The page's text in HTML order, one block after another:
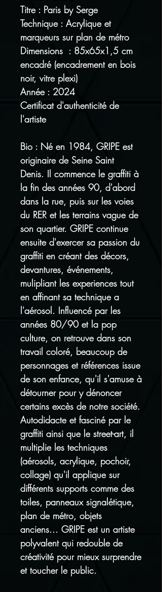
Titre : Paris by Serge
Technique : Acrylique et
marqueurs sur plan de métro
Dimensions : 85x65x1,5 cm
encadré (encadrement en bois
noir, vitre plexi)
Année : 2024
Certificat d'authenticité de
l'artiste
Bio : Né en 1984, GRIPE est
originaire de Seine Saint
Denis. Il commence le graffiti à
la fin des années 90, d'abord
dans la rue, puis sur les voies
du RER et les terrains vague de
son quartier. GRIPE continue
ensuite d'exercer sa passion du
graffiti en créant des décors,
devantures, événements,
mulipliant les experiences tout
en affinant sa technique a
l'aérosol. Influencé par les
années 80/90 et la pop
culture, on retrouve dans son
travail coloré, beaucoup de
personnages et références issue
de son enfance, qu'il s'amuse à
détourner pour y dénoncer
certains excès de notre société.
Autodidacte et fasciné par le
graffiti ainsi que le street-art, il
multiplie les techniques
(aérosols, acrylique, pochoir,
collage) qu'il applique sur
différents supports comme des
toiles, panneaux signalétique,
plan de métro, objets
anciens... GRIPE est un artiste
polyvalent qui redouble de
créativité pour mieux surprendre
et toucher le public.